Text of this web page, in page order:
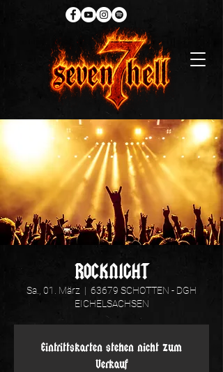
ROCKNIGHT
Sa., 01. März
  |
63679 SCHOTTEN - DGH
EICHELSACHSEN
Eintrittskarten stehen nicht zum
Verkauf